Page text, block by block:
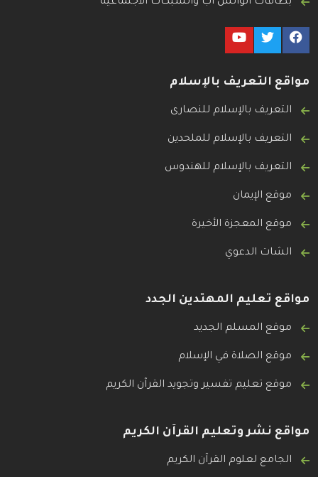
مواقع التعريف بالإسلام
التعريف بالإسلام للنصارى
التعريف بالإسلام للملحدين
التعريف بالإسلام للهندوس
موقع الإيمان
موقع المعجزة الأخيرة
الشات الدعوي
مواقع تعليم المهتدين الجدد
موقع المسلم الجديد
موقع الصلاة في الإسلام
موقع تعليم تفسير وتجويد القرآن الكريم
مواقع نشر وتعليم القرآن الكريم
الجامع لعلوم القرآن الكريم